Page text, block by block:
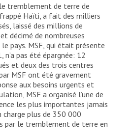
tremblement de terre de
Haïti, a fait des milliers
laissé des millions de
décimé de nombreuses
pays. MSF, qui était présente
pas été épargnée: 12
et deux des trois centres
MSF ont été gravement
aux besoins urgents et
MSF a organisé l’une de
les plus importantes jamais
charge plus de 350 000
par le tremblement de terre en